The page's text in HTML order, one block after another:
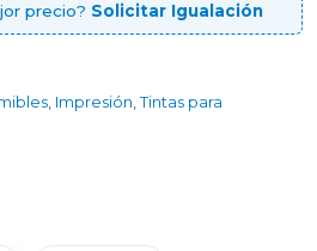
precio? Solicitar Igualación
Impresión ,Tintas para